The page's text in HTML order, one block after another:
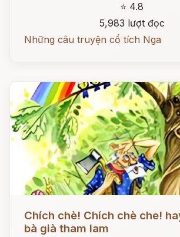
⭐ 4.8
5,983 lượt đọc
Những câu truyện cổ tích Nga
Chích chè! Chích chè che!
bà già tham lam